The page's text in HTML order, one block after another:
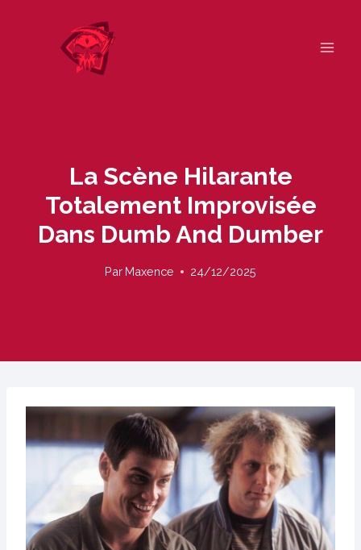
La Scène Hilarante
Totalement Improvisée
Dans Dumb And Dumber
Par Maxence 24/12/2025